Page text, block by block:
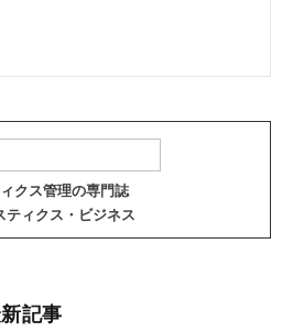
クス管理の専門誌
ティクス・ビジネス
記事